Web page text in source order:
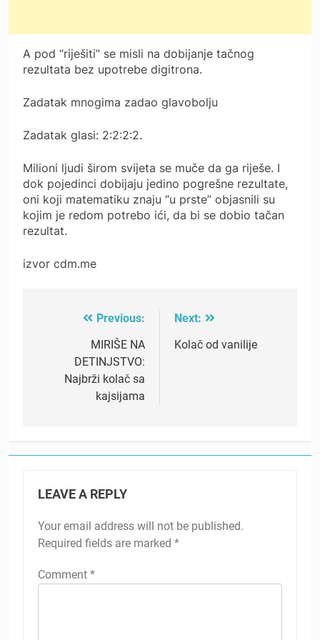
A pod “riješiti” se misli na dobijanje tačnog
rezultata bez upotrebe digitrona.
Zadatak mnogima zadao glavobolju
Zadatak glasi: 2:2:2:2.
Milioni ljudi širom svijeta se muče da ga riješe. I
dok pojedinci dobijaju jedino pogrešne rezultate,
oni koji matematiku znaju “u prste” objasnili su
kojim je redom potrebo ići, da bi se dobio tačan
rezultat.
izvor cdm.me
navigation
Previous:
MIRIŠE NA
DETINJSTVO:
Najbrži kolač sa
kajsijama
Next:
Kolač od vanilije
LEAVE A REPLY
Your email address will not be published.
Required fields are marked *
Comment *